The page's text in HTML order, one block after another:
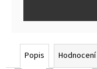
Popis Hodnocení